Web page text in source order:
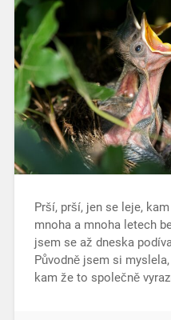
Prší, prší, jen se leje,
mnoha a mnoha letech
jsem se až dneska
Původně jsem si
kam že to společně